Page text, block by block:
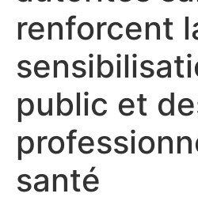
renforcent
public et
santé